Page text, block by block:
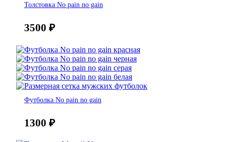
Толстовка No pain no gain
3500 ₽
Футболка No pain no gain
1300 ₽